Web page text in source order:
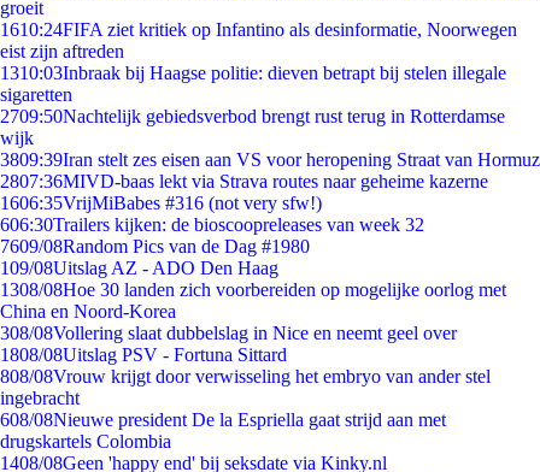
groeit
1610:24FIFA ziet kritiek op Infantino als desinformatie, Noorwegen
eist zijn aftreden
1310:03Inbraak bij Haagse politie: dieven betrapt bij stelen illegale
sigaretten
2709:50Nachtelijk gebiedsverbod brengt rust terug in Rotterdamse
wijk
3809:39Iran stelt zes eisen aan VS voor heropening Straat van Hormuz
2807:36MIVD-baas lekt via Strava routes naar geheime kazerne
1606:35VrijMiBabes #316 (not very sfw!)
606:30Trailers kijken: de bioscoopreleases van week 32
7609/08Random Pics van de Dag #1980
109/08Uitslag AZ - ADO Den Haag
1308/08Hoe 30 landen zich voorbereiden op mogelijke oorlog met
China en Noord-Korea
308/08Vollering slaat dubbelslag in Nice en neemt geel over
1808/08Uitslag PSV - Fortuna Sittard
808/08Vrouw krijgt door verwisseling het embryo van ander stel
ingebracht
608/08Nieuwe president De la Espriella gaat strijd aan met
drugskartels Colombia
1408/08Geen 'happy end' bij seksdate via Kinky.nl